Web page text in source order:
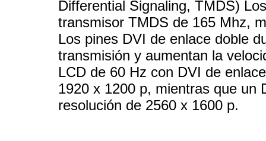
Differential Signaling, TMDS)
transmisor TMDS de 165 Mhz,
Los pines DVI de enlace doble
transmisión y aumentan la
LCD de 60 Hz con DVI de
1920 x 1200 p, mientras que un
resolución de 2560 x 1600 p.